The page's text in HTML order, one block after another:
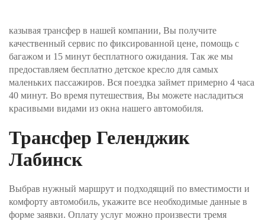
Оплата производится через интернет-эквайринг
АО "Т-БАНК" (© 2006–2025, АО «Т-Банк»,
официальный сайт https://www.tbank.ru/business/,
лицензия ЦБ РФ № 2673).
Шаг №4. После получения заявки, наш менеджер
проверит поступление денежных средств и
свяжется с Вами для подверждения заказа и его
казывая трансфер в нашей компании, Вы получите
качественный сервис по фиксированной цене, помощь с
багажом и 15 минут бесплатного ожидания. Так же мы
предоставляем бесплатно детское кресло для самых
маленьких пассажиров. Вся поездка займет примерно 4 часа
40 минут. Во время путешествия, Вы можете насладиться
красивыми видами из окна нашего автомобиля.
Трансфер Геленджик
Лабинск
Выбрав нужный маршрут и подходящий по вместимости и
комфорту автомобиль, укажите все необходимые данные в
форме заявки. Оплату услуг можно произвести тремя